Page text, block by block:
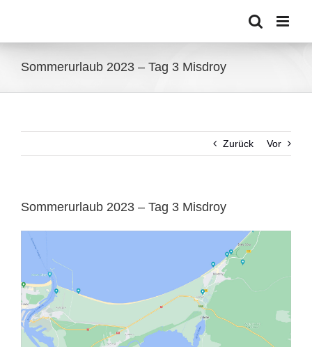
Sommerurlaub 2023 – Tag 3 Misdroy
Zurück Vor
Sommerurlaub 2023 – Tag 3 Misdroy
grösseres